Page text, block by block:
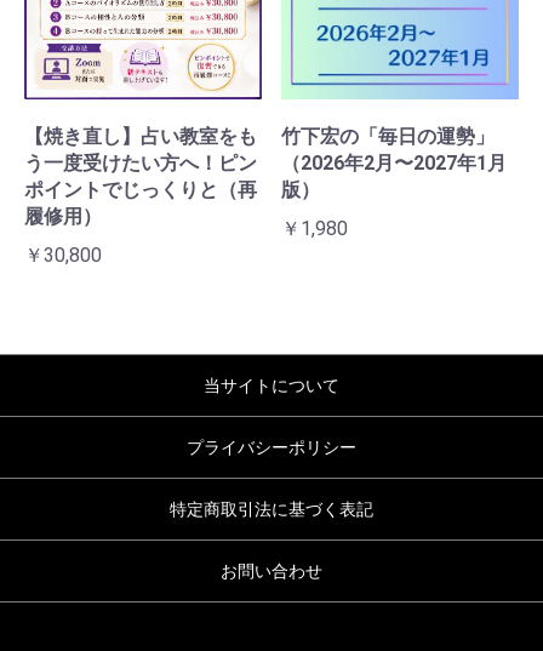
【焼き直し】占い教室をも
う一度受けたい方へ！ピン
ポイントでじっくりと（再
履修用）
￥30,800
竹下宏の「毎日の運勢」
（2026年2月〜2027年1月
版）
￥1,980
当サイトについて
プライバシーポリシー
特定商取引法に基づく表記
お問い合わせ